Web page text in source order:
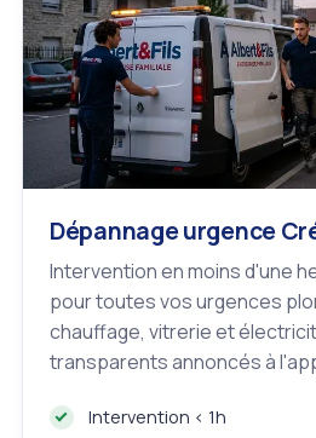
Dépannage urgence
Intervention en moins d'une
pour toutes vos urgences
chauffage, vitrerie et
transparents annoncés à
Intervention < 1h